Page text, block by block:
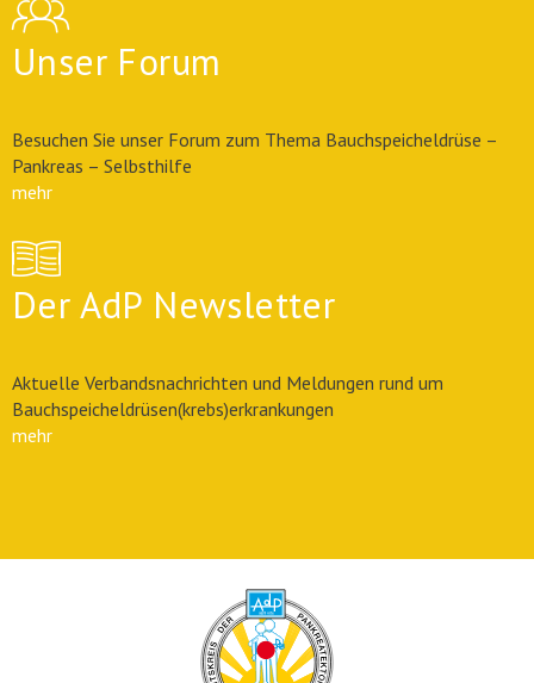
Unser Forum
Besuchen Sie unser Forum zum Thema Bauchspeicheldrüse –
Pankreas – Selbsthilfe
mehr
Der AdP Newsletter
Aktuelle Verbandsnachrichten und Meldungen rund um
Bauchspeicheldrüsen(krebs)erkrankungen
mehr